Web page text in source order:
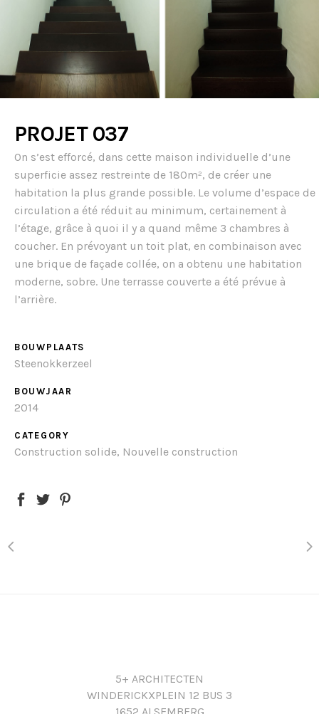
PROJET 037
On s’est efforcé, dans cette maison individuelle d’une
superficie assez restreinte de 180m², de créer une
habitation la plus grande possible. Le volume d’espace de
circulation a été réduit au minimum, certainement à
l’étage, grâce à quoi il y a quand même 3 chambres à
coucher. En prévoyant un toit plat, en combinaison avec
une brique de façade collée, on a obtenu une habitation
moderne, sobre. Une terrasse couverte a été prévue à
l’arrière.
BOUWPLAATS
Steenokkerzeel
BOUWJAAR
2014
CATEGORY
Construction solide, Nouvelle construction
5+ ARCHITECTEN
WINDERICKXPLEIN 12 BUS 3